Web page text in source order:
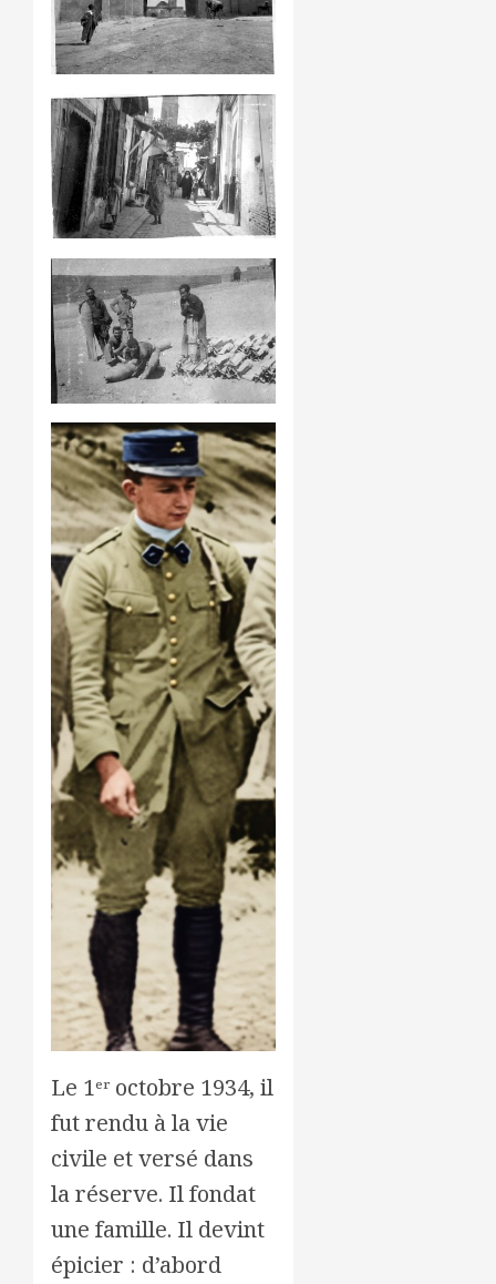
Le 1ᵉʳ octobre 1934, il
fut rendu à la vie
civile et versé dans
la réserve. Il fondat
une famille. Il devint
épicier : d’abord